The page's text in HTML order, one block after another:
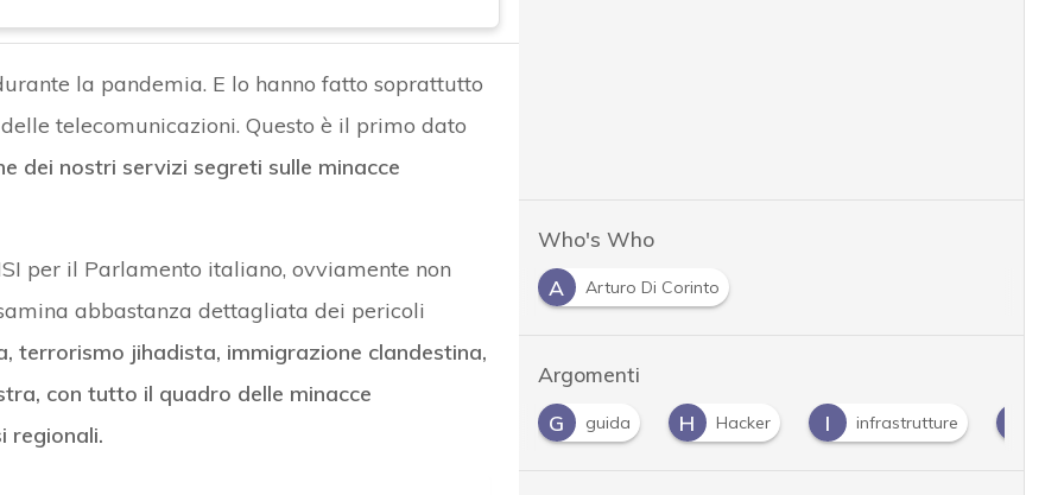
la pandemia. E lo hanno fatto soprattutto
telecomunicazioni. Questo è il primo dato
dei nostri servizi segreti sulle minacce
per il Parlamento italiano, ovviamente non
abbastanza dettagliata dei pericoli
terrorismo jihadista, immigrazione clandestina,
con tutto il quadro delle minacce
regionali.
Who's Who
A
Arturo Di Corinto
Argomenti
G guida H Hacker I infrastrutture